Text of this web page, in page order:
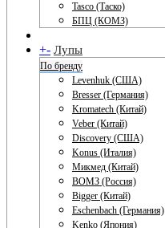
Tasco (Таско)
БПЦ (КОМЗ)
+- Лупы
По бренду
Levenhuk (США)
Bresser (Германия)
Kromatech (Китай)
Veber (Китай)
Discovery (США)
Konus (Италия)
Микмед (Китай)
ВОМЗ (Россия)
Bigger (Китай)
Eschenbach (Германия)
Kenko (Япония)